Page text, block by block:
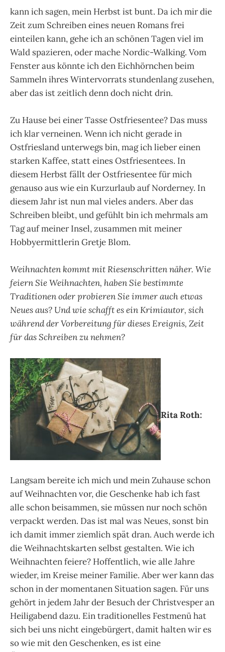
kann ich sagen, mein Herbst ist bunt. Da ich mir die
Zeit zum Schreiben eines neuen Romans frei
einteilen kann, gehe ich an schönen Tagen viel im
Wald spazieren, oder mache Nordic-Walking. Vom
Fenster aus könnte ich den Eichhörnchen beim
Sammeln ihres Wintervorrats stundenlang zusehen,
aber das ist zeitlich denn doch nicht drin.
Zu Hause bei einer Tasse Ostfriesentee? Das muss
ich klar verneinen. Wenn ich nicht gerade in
Ostfriesland unterwegs bin, mag ich lieber einen
starken Kaffee, statt eines Ostfriesentees. In
diesem Herbst fällt der Ostfriesentee für mich
genauso aus wie ein Kurzurlaub auf Norderney. In
diesem Jahr ist nun mal vieles anders. Aber das
Schreiben bleibt, und gefühlt bin ich mehrmals am
Tag auf meiner Insel, zusammen mit meiner
Hobbyermittlerin Gretje Blom.
Weihnachten kommt mit Riesenschritten näher. Wie
feiern Sie Weihnachten, haben Sie bestimmte
Traditionen oder probieren Sie immer auch etwas
Neues aus? Und wie schafft es ein Krimiautor, sich
während der Vorbereitung für dieses Ereignis, Zeit
für das Schreiben zu nehmen?
Rita Roth:
Langsam bereite ich mich und mein Zuhause schon
auf Weihnachten vor, die Geschenke hab ich fast
alle schon beisammen, sie müssen nur noch schön
verpackt werden. Das ist mal was Neues, sonst bin
ich damit immer ziemlich spät dran. Auch werde ich
die Weihnachtskarten selbst gestalten. Wie ich
Weihnachten feiere? Hoffentlich, wie alle Jahre
wieder, im Kreise meiner Familie. Aber wer kann das
schon in der momentanen Situation sagen. Für uns
gehört in jedem Jahr der Besuch der Christvesper an
Heiligabend dazu. Ein traditionelles Festmenü hat
sich bei uns nicht eingebürgert, damit halten wir es
so wie mit den Geschenken, es ist eine